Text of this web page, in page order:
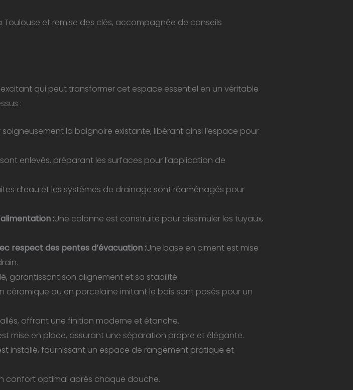
et remise des clés, accompagnée de conseils
qui peut transformer cet espace essentiel en un véritable
:
la baignoire existante, libérant ainsi l’espace pour
enlevés, préparant les surfaces pour l’application de
d’eau et les systèmes de drainage sont réaménagés pour
:Une colonne est construite pour dissimuler les tuyaux,
respect des pentes d’évacuation :Une base en ciment est mise
garantissant son alignement et sa stabilité.
céramique ou en porcelaine imitant le bois sont posés pour un
offrant une finition moderne et étanche.
mise en place, assurant une séparation propre et élégante.
installé, fournissant un espace de rangement pratique et
confort optimal après chaque douche.
salle de bain Toulouse||Rénovation salle de bain Toulouse||Rénovation salle de bain
salle de bain Toulouse||Rénovation salle de bain Toulouse